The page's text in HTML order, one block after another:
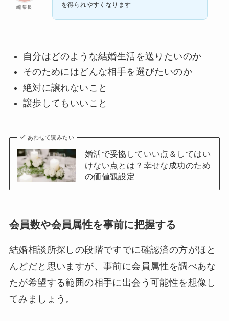
編集長
を得られやすくなります
自分はどのような結婚生活を送りたいのか
そのためにはどんな相手を選びたいのか
絶対に譲れないこと
譲歩してもいいこと
あわせて読みたい
婚活で妥協していい点＆してはい
けない点とは？幸せな成功のため
の価値観設定
会員数や会員属性を事前に把握する
結婚相談所探しの段階ですでに確認済の方がほと
んどだと思いますが、事前に会員属性を調べあな
たが希望する範囲の相手に出会う可能性を想像し
てみましょう。